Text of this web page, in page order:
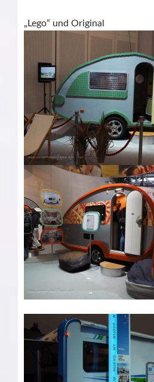
„Lego“ und Original